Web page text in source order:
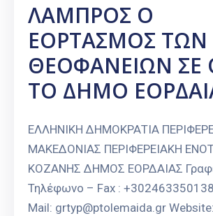
ΛΑΜΠΡΟΣ Ο
ΕΟΡΤΑΣΜΟΣ ΤΩΝ
ΘΕΟΦΑΝΕΙΩΝ ΣΕ
ΤΟ ΔΗΜΟ
ΕΛΛΗΝΙΚΗ ΔΗΜΟΚΡΑΤΙΑ
ΜΑΚΕΔΟΝΙΑΣ ΠΕΡΙΦΕΡΕΙΑΚΗ
ΚΟΖΑΝΗΣ ΔΗΜΟΣ ΕΟΡΔΑΙΑΣ
Τηλέφωνο – Fax :
Mail: grtyp@ptolemaida.gr Website: